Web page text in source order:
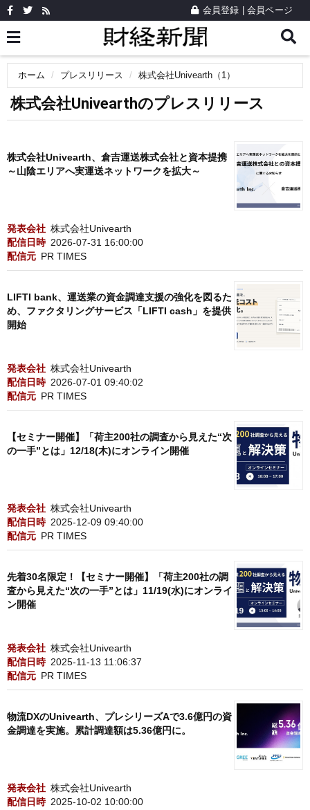
会員登録 会員ページ
ホーム プレスリリース 株式会社Univearth（1）
株式会社Univearthのプレスリリース
株式会社Univearth、倉吉運送株式会社と資本提携
～山陰エリアへ実運送ネットワークを拡大～
発表会社 株式会社Univearth
配信日時 2026-07-31 16:00:00
配信元 PR TIMES
LIFTI bank、運送業の資金調達支援の強化を図るた
め、ファクタリングサービス「LIFTI cash」を提供
開始
発表会社 株式会社Univearth
配信日時 2026-07-01 09:40:02
配信元 PR TIMES
【セミナー開催】「荷主200社の調査から見えた“次
の一手”とは」12/18(木)にオンライン開催
発表会社 株式会社Univearth
配信日時 2025-12-09 09:40:00
配信元 PR TIMES
先着30名限定！【セミナー開催】「荷主200社の調
査から見えた“次の一手”とは」11/19(水)にオンライ
ン開催
発表会社 株式会社Univearth
配信日時 2025-11-13 11:06:37
配信元 PR TIMES
物流DXのUnivearth、プレシリーズAで3.6億円の資
金調達を実施。累計調達額は5.36億円に。
発表会社 株式会社Univearth
配信日時 2025-10-02 10:00:00